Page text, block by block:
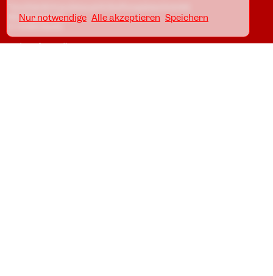
Möckernstr. 68
In den Uferstudios
Nur notwendige Alle akzeptieren Speichern